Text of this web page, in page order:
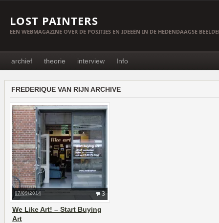
LOST PAINTERS
EEN WEBMAGAZINE OVER DE POSITIES EN IDEEËN IN DE HEDENDAAGSE
archief theorie interview Info
FREDERIQUE VAN RIJN ARCHIVE
3
07/09/2014
We Like Art! – Start Buying
Art